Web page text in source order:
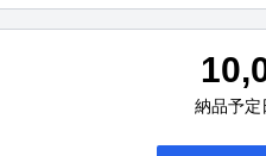
納品予定